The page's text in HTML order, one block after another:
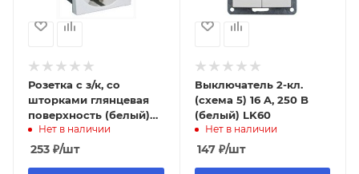
Розетка с з/к, со
шторками глянцевая
поверхность (белый)
LK45
Нет в наличии
253 ₽/шт
Выключатель 2-кл.
(схема 5) 16 A, 250 B
(белый) LK60
Нет в наличии
147₽/шт